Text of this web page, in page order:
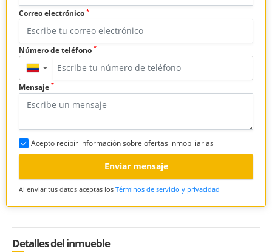
Correo electrónico *
Número de teléfono *
▼
Mensaje *
Acepto recibir información sobre ofertas inmobiliarias
Enviar mensaje
Al enviar tus datos aceptas los Términos de servicio y privacidad
Detalles del inmueble